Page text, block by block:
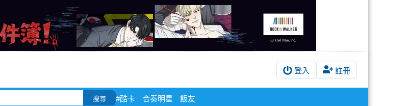
登入 註冊
搜尋 #酷卡 合奏明星 飯友